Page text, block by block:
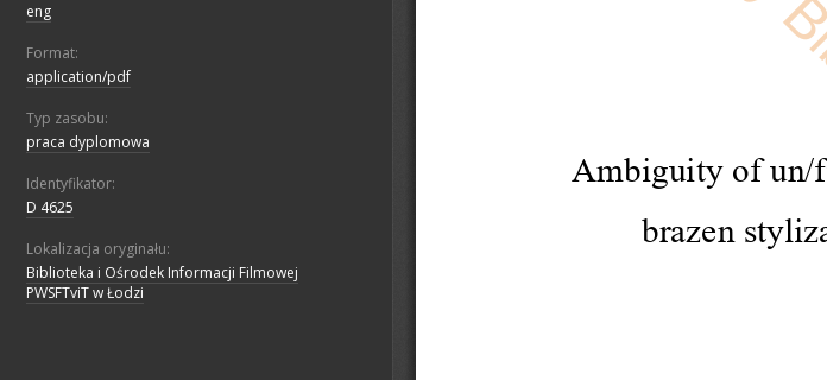
eng
Format:
application/pdf
Typ zasobu:
praca dyplomowa
Identyfikator:
D 4625
Lokalizacja oryginału:
Biblioteka i Ośrodek Informacji Filmowej
PWSFTviT w Łodzi